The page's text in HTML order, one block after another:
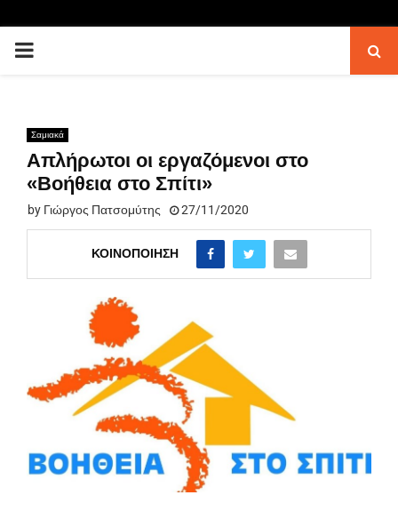
PRIMARY
Σαμιακά
Απλήρωτοι οι εργαζόμενοι στο
«Βοήθεια στο Σπίτι»
by Γιώργος Πατσομύτης 27/11/2020
ΚΟΙΝΟΠΟΊΗΣΗ